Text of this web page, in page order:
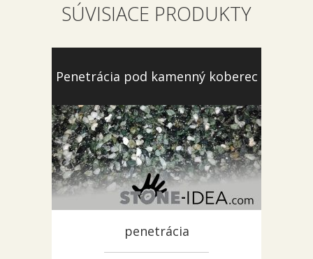
SÚVISIACE PRODUKTY
Penetrácia pod kamenný koberec
penetrácia